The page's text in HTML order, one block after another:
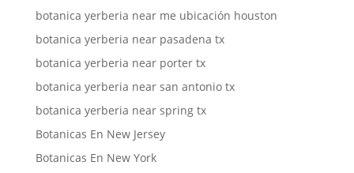
botanica yerberia near me ubicación houston
botanica yerberia near pasadena tx
botanica yerberia near porter tx
botanica yerberia near san antonio tx
botanica yerberia near spring tx
Botanicas En New Jersey
Botanicas En New York